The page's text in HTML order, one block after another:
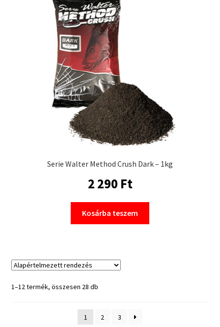
Serie Walter Method Crush Dark – 1kg
2 290 Ft
Kosárba teszem
1–12 termék, összesen 28 db
1 2 3